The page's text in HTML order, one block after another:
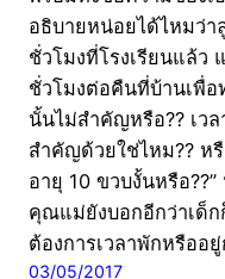
อธิบายหน่อยได้ไหมว่า
ชั่วโมงที่โรงเรียนแล้ว
ชั่วโมงต่อคืนที่บ้านเพื่อ
นั้นไม่สำคัญหรือ?? เว
สำคัญด้วยใช่ไหม?? ห
อายุ 10 ขวบงั้นหรือ
คุณแม่ยังบอกอีกว่าเด็
ต้องการเวลาพักหรือ
03/05/2017